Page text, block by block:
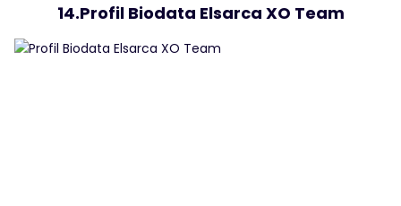
14.Profil Biodata Elsarca XO Team